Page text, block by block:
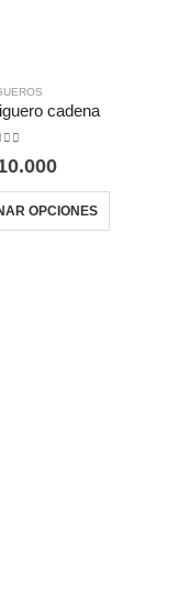
cadena
OPCIONES
Este producto tiene múltiples variantes. Las opciones se pueden elegir en la página de producto